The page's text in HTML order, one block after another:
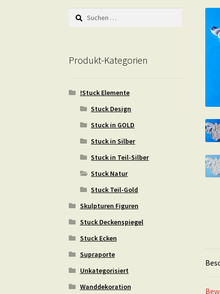
Suchen
nach:
Produkt-Kategorien
!Stuck Elemente
Stuck Design
Stuck in GOLD
Stuck in Silber
Stuck in Teil-Silber
Stuck Natur
Stuck Teil-Gold
Skulpturen Figuren
Stuck Deckenspiegel
Stuck Ecken
Supraporte
Unkategorisiert
Wanddekoration